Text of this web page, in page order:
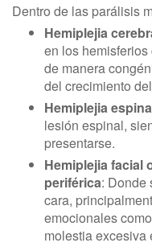
Dentro de las parálisis
Hemiplejia
en los
de manera
del crecimiento
Hemiplejia
lesión espinal,
presentarse.
Hemiplejia facial
periférica: Donde
cara,
emocionales
molestia excesiva